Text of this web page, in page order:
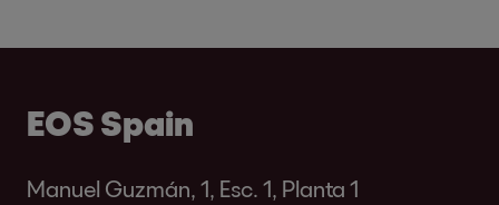
EOS Spain
Manuel Guzmán, 1, Esc. 1, Planta 1